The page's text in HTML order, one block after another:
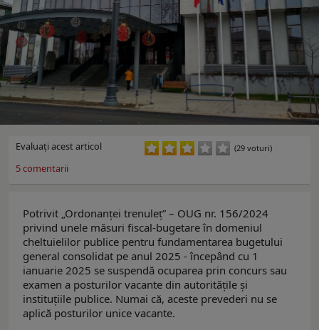
Evaluaţi acest articol (29 voturi)
5comentarii
Potrivit „Ordonanţei trenuleţ” – OUG nr. 156/2024
privind unele măsuri fiscal-bugetare în domeniul
cheltuielilor publice pentru fundamentarea bugetului
general consolidat pe anul 2025 - începând cu 1
ianuarie 2025 se suspendă ocuparea prin concurs sau
examen a posturilor vacante din autoritățile și
instituțiile publice. Numai că, aceste prevederi nu se
aplică posturilor unice vacante.